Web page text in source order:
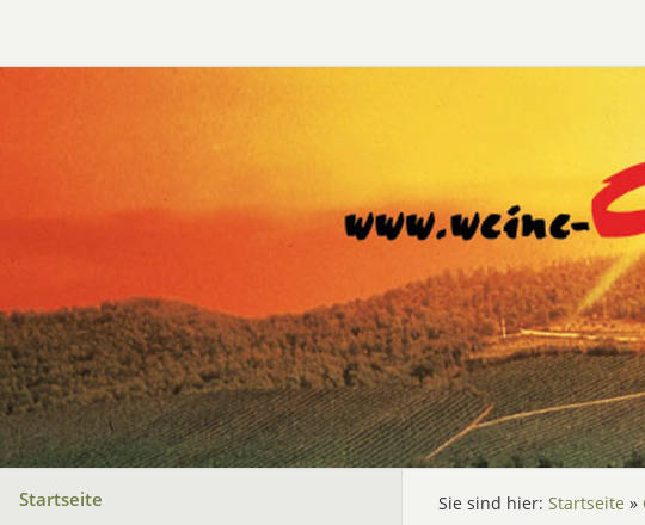
Startseite Sie sind hier: Startseite »